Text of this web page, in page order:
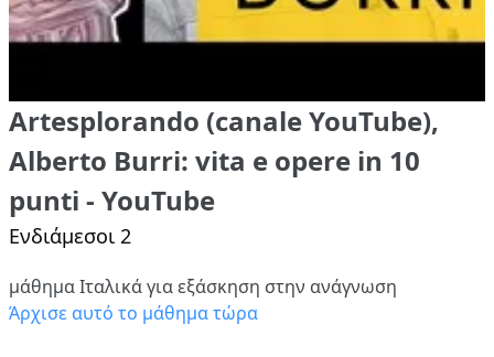
Artesplorando (canale YouTube),
Alberto Burri: vita e opere in 10
punti - YouTube
Ενδιάμεσοι 2
μάθημα Ιταλικά για εξάσκηση στην ανάγνωση
Άρχισε αυτό το μάθημα τώρα